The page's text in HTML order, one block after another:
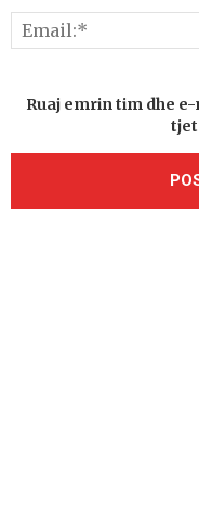
Ruaj emrin tim dhe